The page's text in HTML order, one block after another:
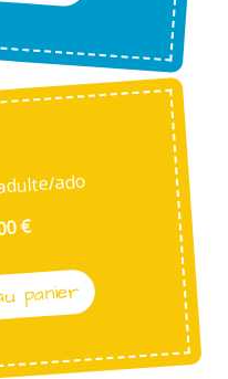
ado
€
panier